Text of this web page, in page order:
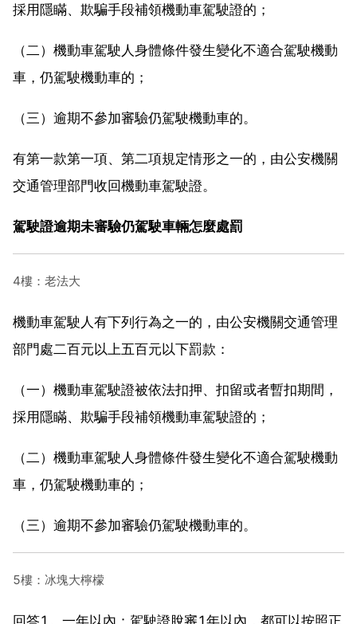
採用隱瞞、欺騙手段補領機動車駕駛證的；
（二）機動車駕駛人身體條件發生變化不適合駕駛機動
車，仍駕駛機動車的；
（三）逾期不參加審驗仍駕駛機動車的。
有第一款第一項、第二項規定情形之一的，由公安機關
交通管理部門收回機動車駕駛證。
駕駛證逾期未審驗仍駕駛車輛怎麼處罰
4樓：老法大
機動車駕駛人有下列行為之一的，由公安機關交通管理
部門處二百元以上五百元以下罰款：
（一）機動車駕駛證被依法扣押、扣留或者暫扣期間，
採用隱瞞、欺騙手段補領機動車駕駛證的；
（二）機動車駕駛人身體條件發生變化不適合駕駛機動
車，仍駕駛機動車的；
（三）逾期不參加審驗仍駕駛機動車的。
5樓：冰塊大檸檬
回答1、一年以內：駕駛證脫審1年以內，都可以按照正